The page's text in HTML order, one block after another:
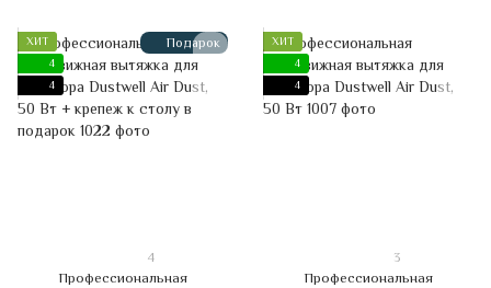
Подарок
ХИТ
4
4
4
Профессиональная
ХИТ
4
4
3
Профессиональная